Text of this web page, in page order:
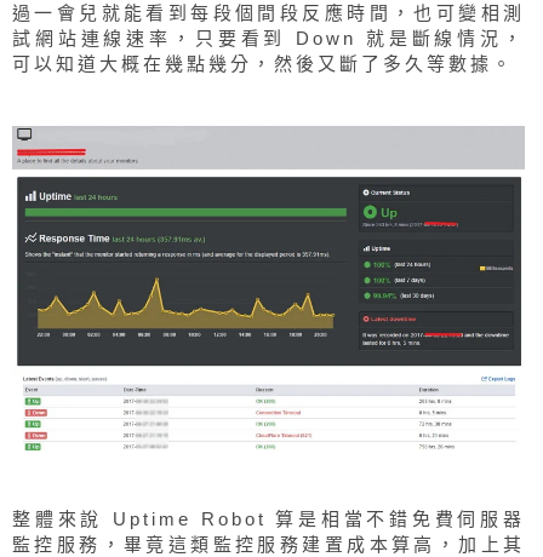
過一會兒就能看到每段個間段反應時間，也可變相測
試網站連線速率，只要看到 Down 就是斷線情況，
可以知道大概在幾點幾分，然後又斷了多久等數據。
整體來說 Uptime Robot 算是相當不錯免費伺服器
監控服務，畢竟這類監控服務建置成本算高，加上其